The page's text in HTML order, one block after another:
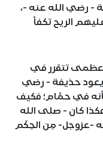
- رضي الله عنه -،
الريح تكفأ
تتقرر في
ويعود حذيفة - رضي
في حمَّام؛ فكيف
كان - صلى الله
-عزوجل- مِن الحِكَم